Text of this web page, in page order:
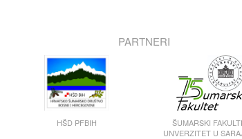
PARTNERI
HŠD PFBIH
ŠUMARSKI
UNVERZITET U